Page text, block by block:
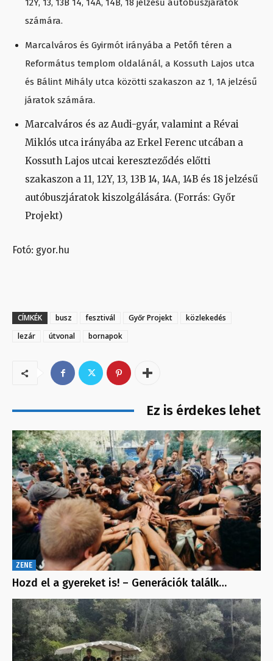
12Y, 13, 13B 14, 14A, 14B, 18 jelzésű autóbuszjáratok
számára.
Marcalváros és Gyirmót irányába a Petőfi téren a
Református templom oldalánál, a Kossuth Lajos utca
és Bálint Mihály utca közötti szakaszon az 1, 1A jelzésű
járatok számára.
Marcalváros és az Audi-gyár, valamint a Révai
Miklós utca irányába az Erkel Ferenc utcában a
Kossuth Lajos utcai kereszteződés előtti
szakaszon a 11, 12Y, 13, 13B 14, 14A, 14B és 18 jelzésű
autóbuszjáratok kiszolgálására. (Forrás: Győr
Projekt)
Fotó: gyor.hu
CÍMKÉK busz fesztivál Győr Projekt
közlekedés
lezár
útvonal bornapok
Ez is érdekes lehet
ZENE
Hozd el a gyereket is! – Generációk találk…